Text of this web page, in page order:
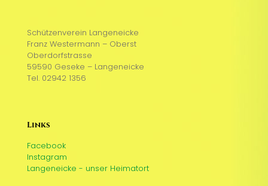
Schützenverein Langeneicke
Franz Westermann – Oberst
Oberdorfstrasse
59590 Geseke – Langeneicke
Tel. 02942 1356
Links
Facebook
Instagram
Langeneicke - unser Heimatort